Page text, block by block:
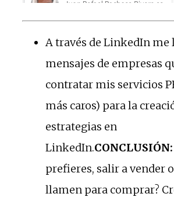
A través de LinkedIn me
mensajes de empresas
contratar mis servicios
más caros) para la
estrategias en
LinkedIn.CONCLUSIÓN:
prefieres, salir a vender
llamen para comprar?